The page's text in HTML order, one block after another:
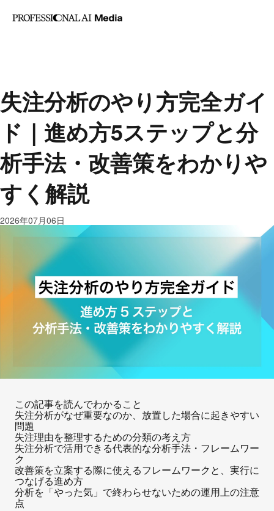
失注分析のやり方完全ガイ
ド｜進め方5ステップと分
析手法・改善策をわかりや
すく解説
2026年07月06日
この記事を読んでわかること
失注分析がなぜ重要なのか、放置した場合に起きやすい
問題
失注理由を整理するための分類の考え方
失注分析で活用できる代表的な分析手法・フレームワー
ク
改善策を立案する際に使えるフレームワークと、実行に
つなげる進め方
分析を「やった気」で終わらせないための運用上の注意
点